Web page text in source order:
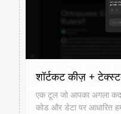
शॉर्टकट कीज़ +
एक टूल जो आपका अगला
कोड और डेटा पर आधारित